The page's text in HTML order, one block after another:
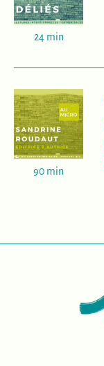
24 min
90 min